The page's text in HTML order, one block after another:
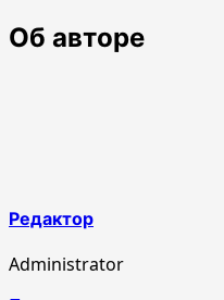
Об авторе
Редактор
Administrator